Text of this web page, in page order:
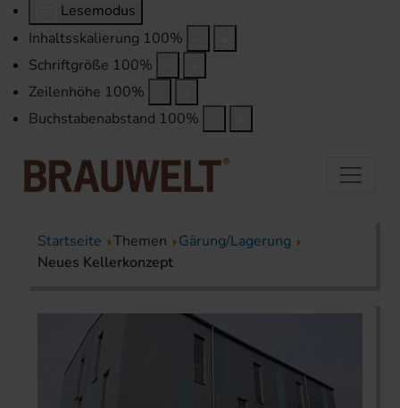
Lesemodus
Inhaltsskalierung 100%
Schriftgröße 100%
Zeilenhöhe 100%
Buchstabenabstand 100%
Startseite Themen
Gärung/Lagerung
Neues Kellerkonzept